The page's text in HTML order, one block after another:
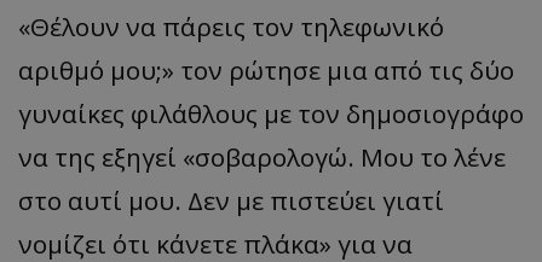
«Θέλουν να πάρεις τον τηλεφωνικό
αριθμό μου;» τον ρώτησε μια από τις δύο
γυναίκες φιλάθλους με τον δημοσιογράφο
να της εξηγεί «σοβαρολογώ. Μου το λένε
στο αυτί μου. Δεν με πιστεύει γιατί
νομίζει ότι κάνετε πλάκα» για να